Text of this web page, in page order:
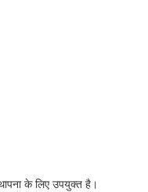
के लिए उपयुक्त है।